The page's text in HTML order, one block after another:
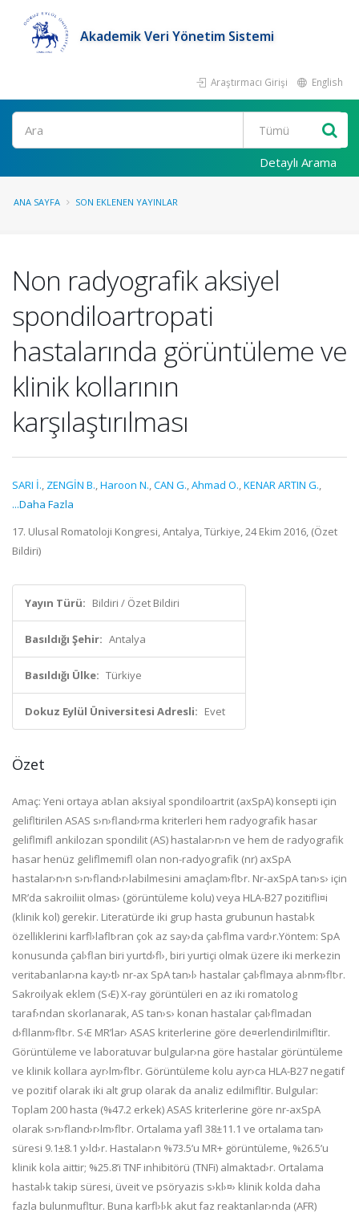
Akademik Veri Yönetim Sistemi
Araştırmacı Girişi English
Ara
Detaylı Arama
ANA SAYFA SON EKLENEN YAYINLAR
Non radyografik aksiyel
spondiloartropati
hastalarında görüntüleme ve
klinik kollarının
karşılaştırılması
SARI İ., ZENGİN B.,Haroon N.,CAN G.,Ahmad O.,KENAR ARTIN G.,
...Daha Fazla
17. Ulusal Romatoloji Kongresi, Antalya, Türkiye, 24 Ekim 2016, (Özet
Bildiri)
Yayın Türü: Bildiri / Özet Bildiri
Basıldığı Şehir: Antalya
Basıldığı Ülke: Türkiye
Dokuz Eylül Üniversitesi Adresli: Evet
Özet
Amaç: Yeni ortaya at›lan aksiyal spondiloartrit (axSpA) konsepti için
gelifltirilen ASAS s›n›fland›rma kriterleri hem radyografik hasar
geliflmifl ankilozan spondilit (AS) hastalar›n›n ve hem de radyografik
hasar henüz geliflmemifl olan non-radyografik (nr) axSpA
hastalar›n›n s›n›fland›r›labilmesini amaçlam›flt›r. Nr-axSpA tan›s› için
MR’da sakroiliit olmas› (görüntüleme kolu) veya HLA-B27 pozitifli¤i
(klinik kol) gerekir. Literatürde iki grup hasta grubunun hastal›k
özelliklerini karfl›laflt›ran çok az say›da çal›flma vard›r.Yöntem: SpA
konusunda çal›flan biri yurtd›fl›, biri yurtiçi olmak üzere iki merkezin
veritabanlar›na kay›tl› nr-ax SpA tan›l› hastalar çal›flmaya al›nm›flt›r.
Sakroilyak eklem (S‹E) X-ray görüntüleri en az iki romatolog
taraf›ndan skorlanarak, AS tan›s› konan hastalar çal›flmadan
d›fllanm›flt›r. S‹E MR’lar› ASAS kriterlerine göre de¤erlendirilmifltir.
Görüntüleme ve laboratuvar bulgular›na göre hastalar görüntüleme
ve klinik kollara ayr›lm›flt›r. Görüntüleme kolu ayr›ca HLA-B27 negatif
ve pozitif olarak iki alt grup olarak da analiz edilmifltir. Bulgular:
Toplam 200 hasta (%47.2 erkek) ASAS kriterlerine göre nr-axSpA
olarak s›n›fland›r›lm›flt›r. Ortalama yafl 38±11.1 ve ortalama tan›
süresi 9.1±8.1 y›ld›r. Hastalar›n %73.5’u MR+ görüntüleme, %26.5’u
klinik kola aittir; %25.8’i TNF inhibitörü (TNFi) almaktad›r. Ortalama
hastal›k takip süresi, üveit ve psöryazis s›kl›¤› klinik kolda daha
fazla bulunmufltur. Buna karfl›l›k akut faz reaktanlar›nda (AFR)